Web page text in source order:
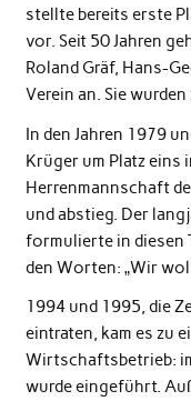
stellte bereits erste
vor. Seit 50 Jahren
Roland Gräf, Hans-
Verein an. Sie
In den Jahren 1979
Krüger um Platz eins
Herrenmannschaft
und abstieg. Der
formulierte in diesen
den Worten: „Wir
1994 und 1995, die
eintraten, kam es zu
Wirtschaftsbetrieb:
wurde eingeführt.